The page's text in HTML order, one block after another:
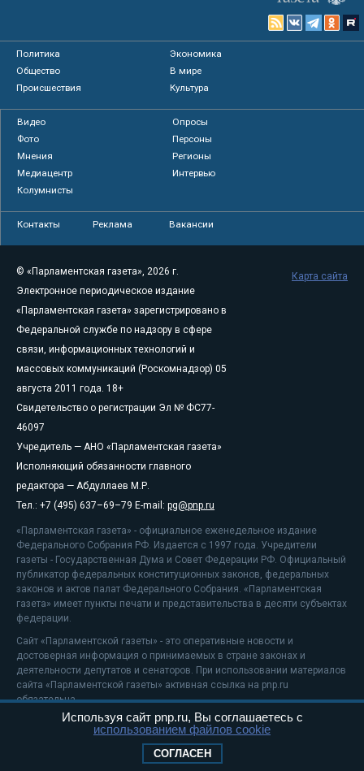
Политика
Экономика
Общество
В мире
Происшествия
Культура
Видео
Опросы
Фото
Персоны
Мнения
Регионы
Медиацентр
Интервью
Колумнисты
Контакты Реклама Вакансии
© «Парламентская газета», 2026 г.
Электронное периодическое издание
«Парламентская газета» зарегистрировано в
Федеральной службе по надзору в сфере
связи, информационных технологий и
массовых коммуникаций (Роскомнадзор) 05
августа 2011 года. 18+
Свидетельство о регистрации Эл № ФС77-
46097
Учредитель — АНО «Парламентская газета»
Исполняющий обязанности главного
редактора — Абдуллаев М.Р.
Тел.: +7 (495) 637–69–79 E-mail: pg@pnp.ru
«Парламентская газета» - официальное еженедельное издание
Федерального Собрания РФ. Издается с 1997 года. Учредители
газеты - Государственная Дума и Совет Федерации РФ. Официальный
публикатор федеральных конституционных законов, федеральных
законов и актов палат Федерального Собрания. «Парламентская
газета» имеет пункты печати и представительства в десяти субъектах
федерации.
Сайт «Парламентской газеты» - это оперативные новости и
достоверная информация о принимаемых в стране законах и
деятельности депутатов и сенаторов. При использовании материалов
сайта «Парламентской газеты» активная ссылка на pnp.ru
обязательна.
На информационном ресурсе применяютсярекомендательные
Положение о защите персональных данных
Карта сайта
Используя сайт pnp.ru, Вы соглашаетесь с
использованием файлов cookie
СОГЛАСЕН